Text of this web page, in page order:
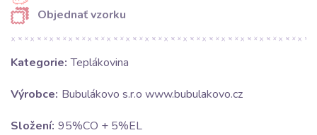
Objednať vzorku
Kategorie: Teplákovina
Výrobce: Bubulákovo s.r.o www.bubulakovo.cz
Složení: 95%CO + 5%EL